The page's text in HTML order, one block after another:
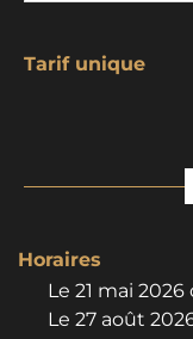
Tarif unique
Horaires
Le 21 mai 2026
Le 27 août